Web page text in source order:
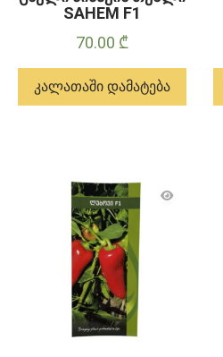
SAHEM F1
70.00 ₾
კალათაში დამატება